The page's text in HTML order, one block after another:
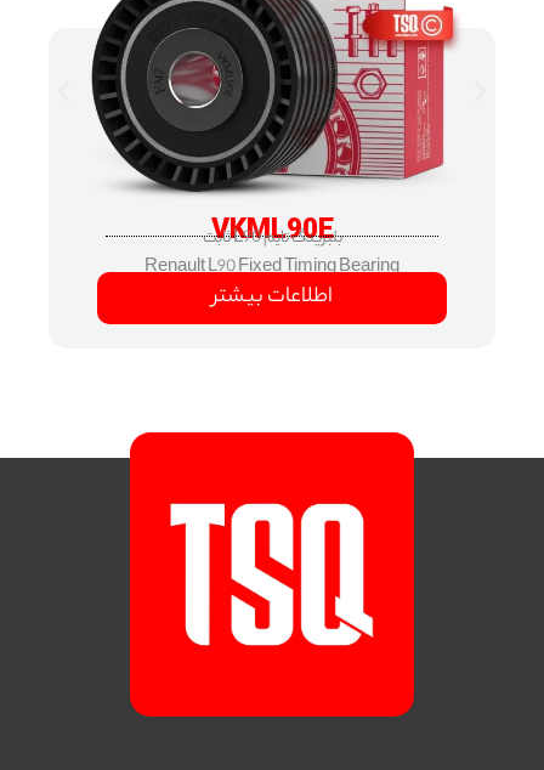
VKML90E
بلبرینگ تایم L90 ثابت
Renault L90 Fixed Timing Bearing
اطلاعات بیشتر